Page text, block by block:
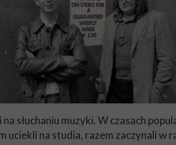
słuchaniu muzyki. W czasach
uciekli na studia, razem zaczynali